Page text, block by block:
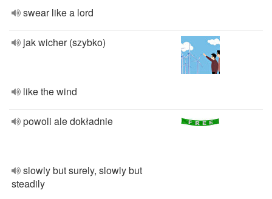
swear like a lord
jak wicher (szybko)
like the wind
powoli ale dokładnie
slowly but surely, slowly but
steadily